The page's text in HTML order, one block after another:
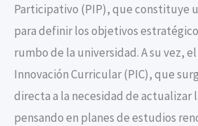
Participativo (PIP), que constituye
para definir los objetivos
rumbo de la universidad. A su vez,
Innovación Curricular (PIC), que
directa a la necesidad de actualizar
pensando en planes de estudios